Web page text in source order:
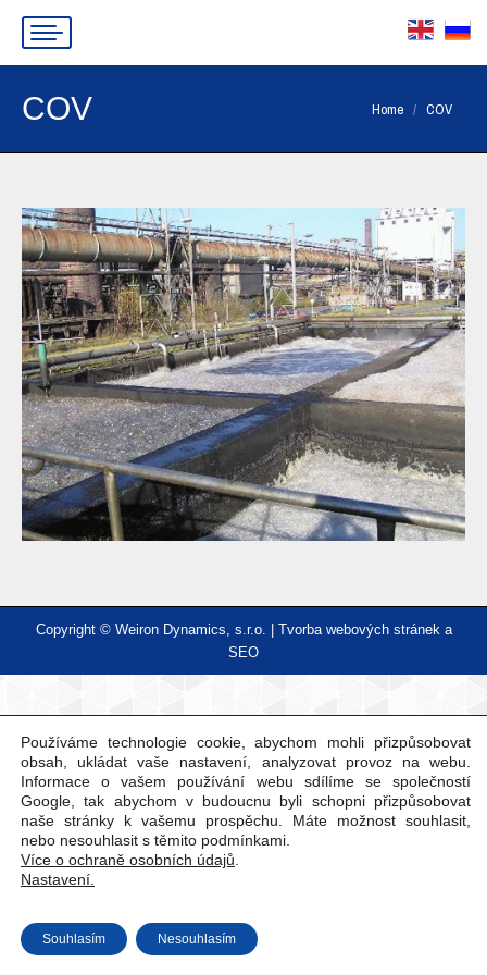
COV You are here:
Home COV
Copyright © Weiron Dynamics, s.r.o. | Tvorba webových stráneka
SEO
Používáme technologie cookie, abychom mohli přizpůsobovat
obsah, ukládat vaše nastavení, analyzovat provoz na webu.
Informace o vašem používání webu sdílíme se společností
Google, tak abychom v budoucnu byli schopni přizpůsobovat
naše stránky k vašemu prospěchu. Máte možnost souhlasit,
nebo nesouhlasit s těmito podmínkami.
Více o ochraně osobních údajů
Nastavení.
Souhlasím Nesouhlasím